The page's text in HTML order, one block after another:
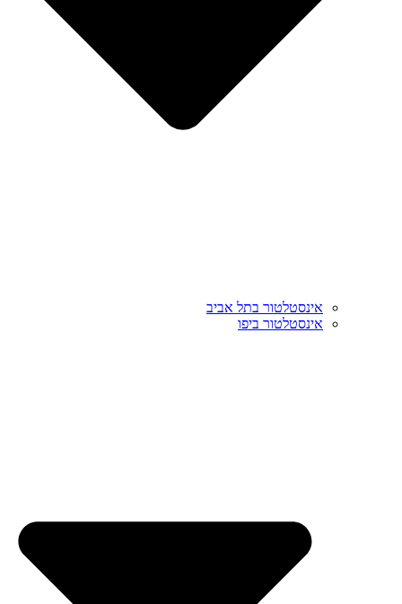
אינסטלטור בתל אביב
אינסטלטור ביפו